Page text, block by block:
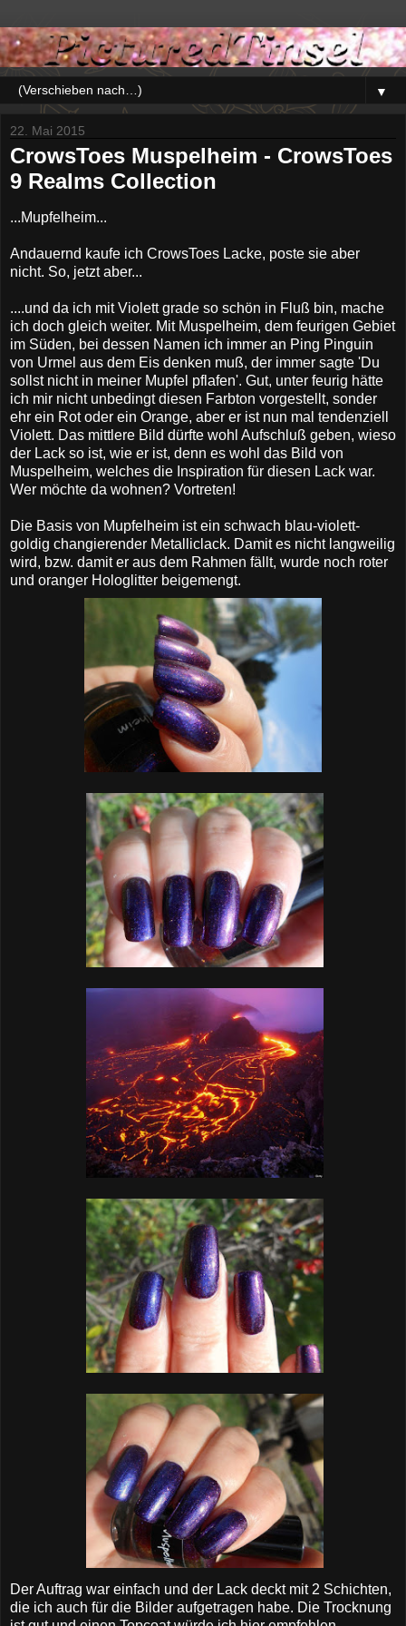
▼
22. Mai 2015
CrowsToes Muspelheim - CrowsToes
9 Realms Collection
...Mupfelheim...
Andauernd kaufe ich CrowsToes Lacke, poste sie aber
nicht. So, jetzt aber...
....und da ich mit Violett grade so schön in Fluß bin, mache
ich doch gleich weiter. Mit Muspelheim, dem feurigen Gebiet
im Süden, bei dessen Namen ich immer an Ping Pinguin
von Urmel aus dem Eis denken muß, der immer sagte 'Du
sollst nicht in meiner Mupfel pflafen'. Gut, unter feurig hätte
ich mir nicht unbedingt diesen Farbton vorgestellt, sonder
ehr ein Rot oder ein Orange, aber er ist nun mal tendenziell
Violett. Das mittlere Bild dürfte wohl Aufschluß geben, wieso
der Lack so ist, wie er ist, denn es wohl das Bild von
Muspelheim, welches die Inspiration für diesen Lack war.
Wer möchte da wohnen? Vortreten!
Die Basis von Mupfelheim ist ein schwach blau-violett-
goldig changierender Metalliclack. Damit es nicht langweilig
wird, bzw. damit er aus dem Rahmen fällt, wurde noch roter
und oranger Hologlitter beigemengt.
Der Auftrag war einfach und der Lack deckt mit 2 Schichten,
die ich auch für die Bilder aufgetragen habe. Die Trocknung